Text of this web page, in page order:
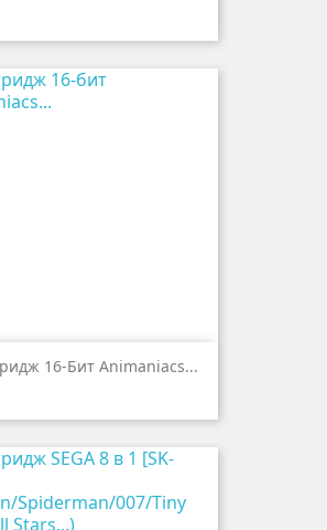
16-Бит Animaniacs...